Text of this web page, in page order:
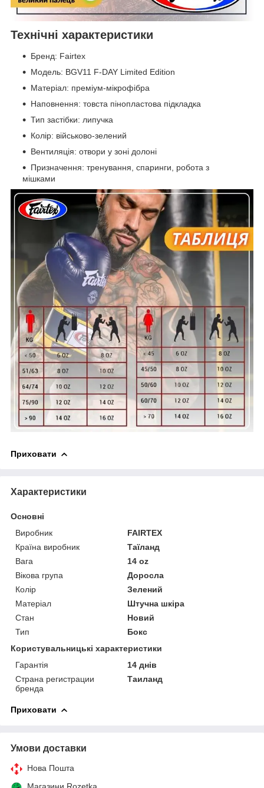
Технічні характеристики
Бренд: Fairtex
Модель: BGV11 F-DAY Limited Edition
Матеріал: преміум-мікрофібра
Наповнення: товста пінопластова підкладка
Тип застібки: липучка
Колір: військово-зелений
Вентиляція: отвори у зоні долоні
Призначення: тренування, спаринги, робота з
мішками
Приховати
Характеристики
Основні
Виробник
FAIRTEX
Країна виробник
Таїланд
Вага
14 oz
Вікова група
Доросла
Колір
Зелений
Матеріал
Штучна шкіра
Стан
Новий
Тип
Бокс
Користувальницькі характеристики
Гарантія
14 днів
Страна регистрации
бренда
Таиланд
Приховати
Умови доставки
Нова Пошта